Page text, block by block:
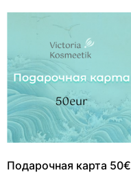
Подарочная карта 50€